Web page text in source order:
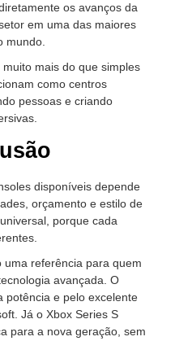
os avanços da
em uma das maiores
mundo.
mais do que simples
como centros
pessoas e criando
disponíveis depende
orçamento e estilo de
porque cada
uma referência para quem
avançada. O
potência e pelo excelente
Já o Xbox Series S
para a nova geração, sem